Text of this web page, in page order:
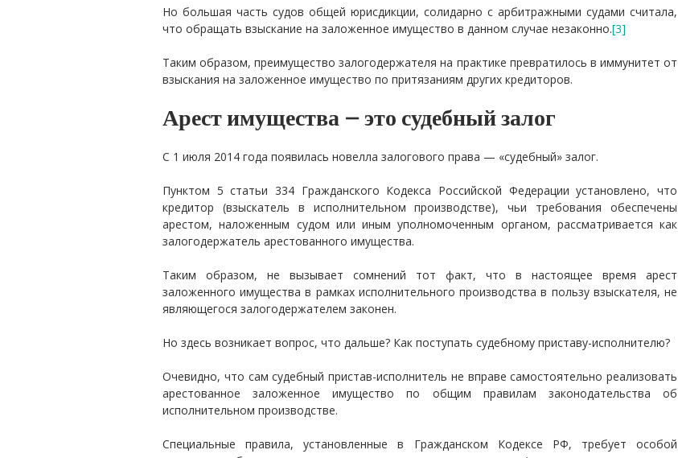
Но большая часть судов общей юрисдикции, солидарно с арбитражными судами считала,
что обращать взыскание на заложенное имущество в данном случае незаконно.[3]
Таким образом, преимущество залогодержателя на практике превратилось в иммунитет от
взыскания на заложенное имущество по притязаниям других кредиторов.
Арест имущества — это судебный залог
С 1 июля 2014 года появилась новелла залогового права — «судебный» залог.
Пунктом 5 статьи 334 Гражданского Кодекса Российской Федерации установлено, что
кредитор (взыскатель в исполнительном производстве), чьи требования обеспечены
арестом, наложенным судом или иным уполномоченным органом, рассматривается как
залогодержатель арестованного имущества.
Таким образом, не вызывает сомнений тот факт, что в настоящее время арест
заложенного имущества в рамках исполнительного производства в пользу взыскателя, не
являющегося залогодержателем законен.
Но здесь возникает вопрос, что дальше? Как поступать судебному приставу-исполнителю?
Очевидно, что сам судебный пристав-исполнитель не вправе самостоятельно реализовать
арестованное заложенное имущество по общим правилам законодательства об
исполнительном производстве.
Специальные правила, установленные в Гражданском Кодексе РФ, требует особой